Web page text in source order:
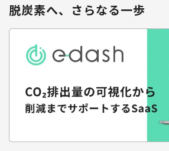
脱炭素へ、さらなる一歩